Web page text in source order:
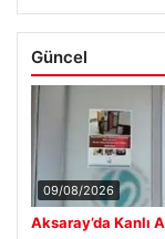
Güncel
09/08/2026
Aksaray’da Kanlı